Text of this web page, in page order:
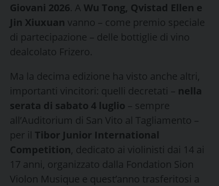
Giovani 2026. A Wu Tong, Qvistad Ellen e
Jin Xiuxuan vanno – come premio speciale
di partecipazione – delle bottiglie di vino
dealcolato Frizero.
Ma la decima edizione ha visto anche altri,
importanti vincitori: quelli decretati – nella
serata di sabato 4 luglio – sempre
all’Auditorium di San Vito al Tagliamento –
per il Tibor Junior International
Competition, dedicato ai violinisti dai 14 ai
17 anni, organizzato dalla Fondation Sion
Violon Musique e quest’anno trasferitosi a